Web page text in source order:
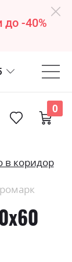
до -40%
0
в коридор